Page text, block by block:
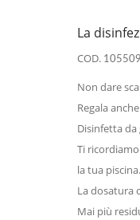
La
COD.
Non dare
Regala
Disinfetta da
Ti
la tua piscina.
La dosatura
Mai più